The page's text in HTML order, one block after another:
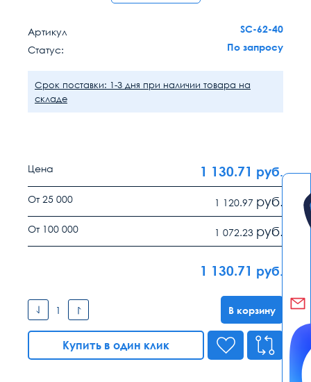
Артикул
SC-62-40
Статус:
По запросу
Срок поставки: 1-3 дня при наличии товара на
складе
Цена 1 130.71 руб.
От 25 000 1 120.97 руб.
От 100 000 1 072.23 руб.
1 130.71 руб.
В корзину
Купить в один клик